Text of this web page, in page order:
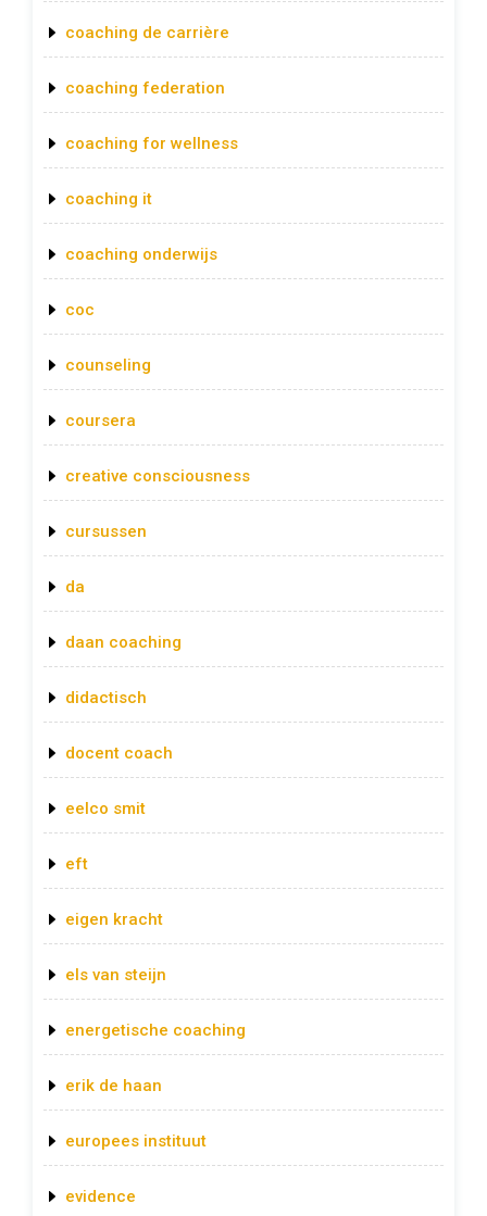
coaching de carrière
coaching federation
coaching for wellness
coaching it
coaching onderwijs
coc
counseling
coursera
creative consciousness
cursussen
da
daan coaching
didactisch
docent coach
eelco smit
eft
eigen kracht
els van steijn
energetische coaching
erik de haan
europees instituut
evidence